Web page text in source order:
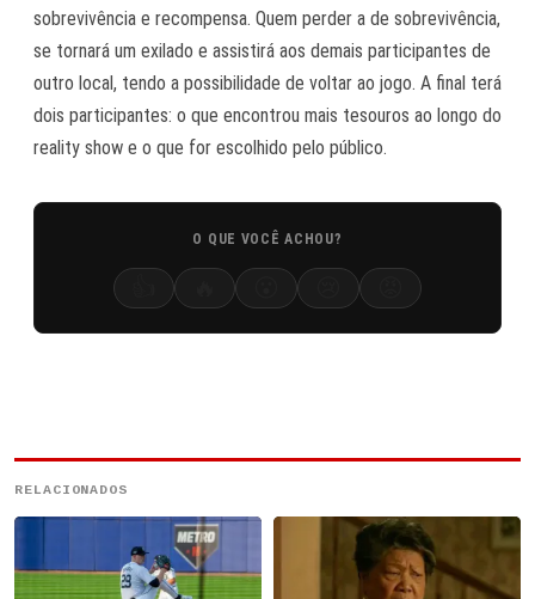
sobrevivência e recompensa. Quem perder a de sobrevivência,
se tornará um exilado e assistirá aos demais participantes de
outro local, tendo a possibilidade de voltar ao jogo. A final terá
dois participantes: o que encontrou mais tesouros ao longo do
reality show e o que for escolhido pelo público.
O QUE VOCÊ ACHOU?
RELACIONADOS